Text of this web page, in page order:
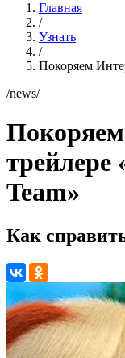
Главная
/
Узнать
/
Покоряем
/news/
трейлере
Team»
Как